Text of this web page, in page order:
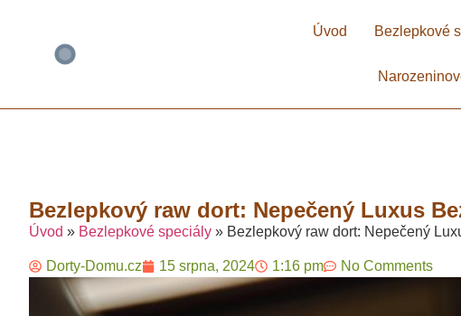
Úvod Bezlepkové
Bezlepkový raw dort: Nepečený Luxus
Úvod » Bezlepkové speciály » Bezlepkový raw dort: Nepečený
Dorty-Domu.cz 15 srpna, 2024 1:16 pm No Comments